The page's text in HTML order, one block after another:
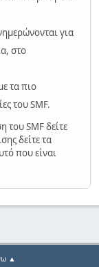
για
στο
τα πιο
του SMF.
του SMF δείτε
δείτε τα
που είναι
▲